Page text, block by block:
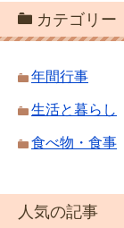
カテゴリー
年間行事
生活と暮らし
食べ物・食事
人気の記事